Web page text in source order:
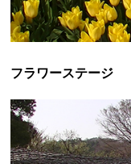
フラワーステージ